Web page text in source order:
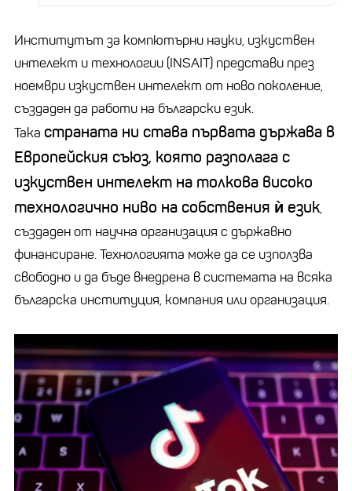
Институтът за компютърни науки, изкуствен
интелект и технологии (INSAIT) представи през
ноември изкуствен интелект от ново поколение,
създаден да работи на български език.
Така страната ни става първата държава в
Европейския съюз, която разполага с
изкуствен интелект на толкова високо
технологично ниво на собствения ѝ език,
създаден от научна организация с държавно
финансиране. Технологията може да се използва
свободно и да бъде внедрена в системата на всяка
българска институция, компания или организация.